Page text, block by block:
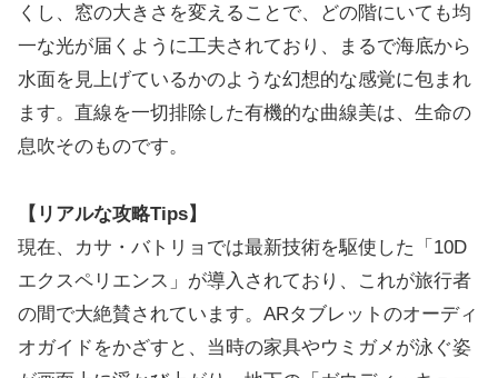
くし、窓の大きさを変えることで、どの階にいても均
一な光が届くように工夫されており、まるで海底から
水面を見上げているかのような幻想的な感覚に包まれ
ます。直線を一切排除した有機的な曲線美は、生命の
息吹そのものです。
【リアルな攻略Tips】
現在、カサ・バトリョでは最新技術を駆使した「10D
エクスペリエンス」が導入されており、これが旅行者
の間で大絶賛されています。ARタブレットのオーディ
オガイドをかざすと、当時の家具やウミガメが泳ぐ姿